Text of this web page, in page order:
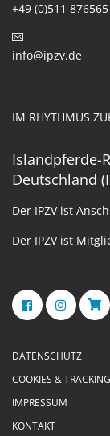
+49 (0)511
info@ipzv.de
IM RHYTHMUS
Islandpferde-
Deutschland
Der IPZV ist
Der IPZV ist
DATENSCHUTZ
COOKIES & TRACKING
IMPRESSUM
KONTAKT